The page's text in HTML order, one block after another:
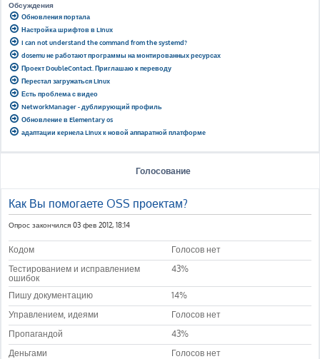
Обсуждения
Обновления портала
Настройка шрифтов в Linux
I can not understand the command from the systemd?
dosemu не работают программы на монтированных ресурсах
Проект DoubleContact. Приглашаю к переводу
Перестал загружаться Linux
Есть проблема с видео
NetworkManager - дублирующий профиль
Обновление в Elementary os
адаптации кернела Linux к новой аппаратной платформе
Голосование
Как Вы помогаете OSS проектам?
Опрос закончился 03 фев 2012, 18:14
Кодом
Голосов нет
Тестированием и исправлением
ошибок
43%
Пишу документацию
14%
Управлением, идеями
Голосов нет
Пропагандой
43%
Деньгами
Голосов нет